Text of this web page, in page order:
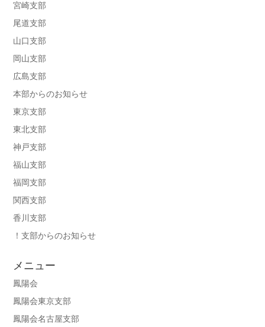
宮崎支部
尾道支部
山口支部
岡山支部
広島支部
本部からのお知らせ
東京支部
東北支部
神戸支部
福山支部
福岡支部
関西支部
香川支部
！支部からのお知らせ
メニュー
鳳陽会
鳳陽会東京支部
鳳陽会名古屋支部